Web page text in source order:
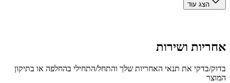
הצג עוד
ושירות
בדקי את תנאי האחריות שלך והתחל/התחילי בהחלפה או בתיקון